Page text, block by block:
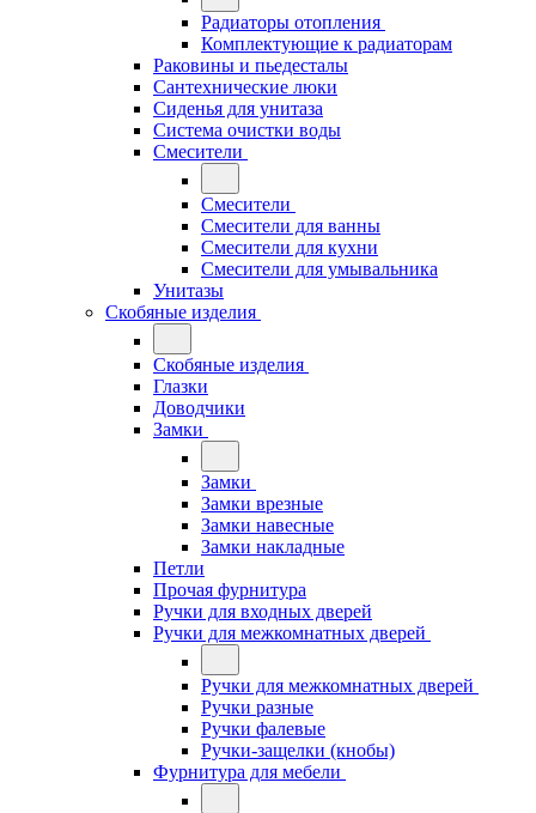
Радиаторы отопления
Комплектующие к радиаторам
Раковины и пьедесталы
Сантехнические люки
Сиденья для унитаза
Система очистки воды
Смесители
Смесители
Смесители для ванны
Смесители для кухни
Смесители для умывальника
Унитазы
Скобяные изделия
Скобяные изделия
Глазки
Доводчики
Замки
Замки
Замки врезные
Замки навесные
Замки накладные
Петли
Прочая фурнитура
Ручки для входных дверей
Ручки для межкомнатных дверей
Ручки для межкомнатных дверей
Ручки разные
Ручки фалевые
Ручки-защелки (кнобы)
Фурнитура для мебели